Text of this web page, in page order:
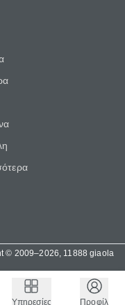
© 2009–2026, 11888 giaola
Υπηρεσίες Προφίλ